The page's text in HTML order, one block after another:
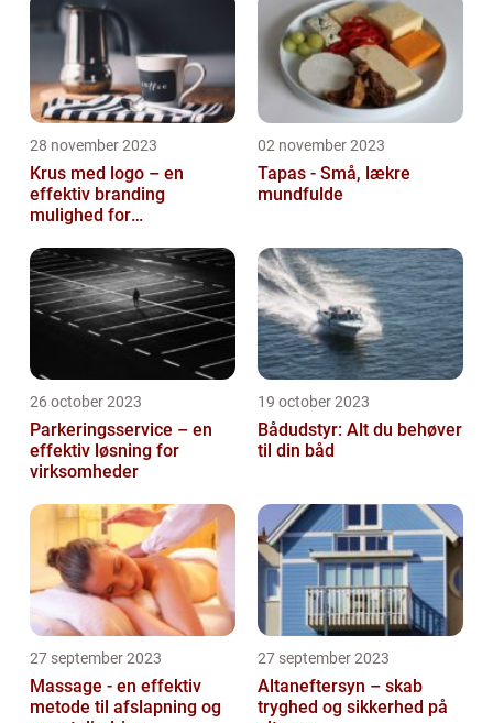
28 november 2023
Krus med logo – en
effektiv branding
mulighed for
02 november 2023
Tapas - Små, lækre
mundfulde
26 october 2023
Parkeringsservice – en
effektiv løsning for
virksomheder
19 october 2023
Bådudstyr: Alt du behøver
til din båd
27 september 2023
Massage - en effektiv
metode til afslapning og
27 september 2023
Altaneftersyn – skab
tryghed og sikkerhed på